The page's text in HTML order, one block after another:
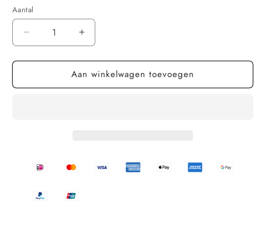
Aantal
Aantal
verlagen
voor
Lykkegaard
Balancing
Aantal
verhogen
voor
Lykkegaard
Balancing
Aan winkelwagen toevoegen